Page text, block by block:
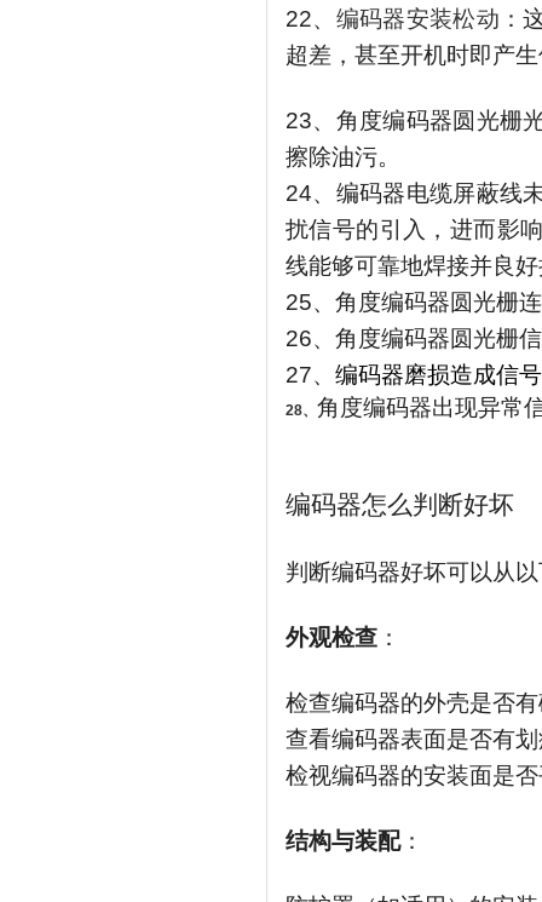
22、 编码器安装松动 ：
超差，甚至开机时即产
23、角度编码器圆光栅
擦除油污。
24、编码器电缆屏蔽线
扰信号的引入，进而影
线能够可靠地焊接并良
25、角度编码器圆光栅
26、角度编码器圆光栅
27、 编码器磨损造成信
28、 角度编码器出现异常
编码器怎么判断好坏
判断编码器好坏可以从
外观检查 ：
检查编码器的外壳是否
查看编码器表面是否有
检视编码器的安装面是
结构与装配：